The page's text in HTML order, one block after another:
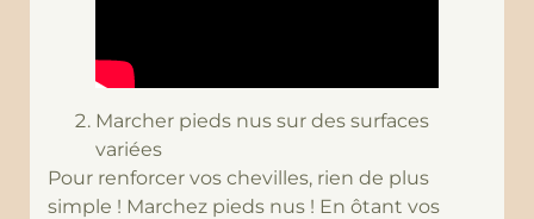
Marcher pieds nus sur des surfaces
variées
Pour renforcer vos chevilles, rien de plus
simple ! Marchez pieds nus ! En ôtant vos